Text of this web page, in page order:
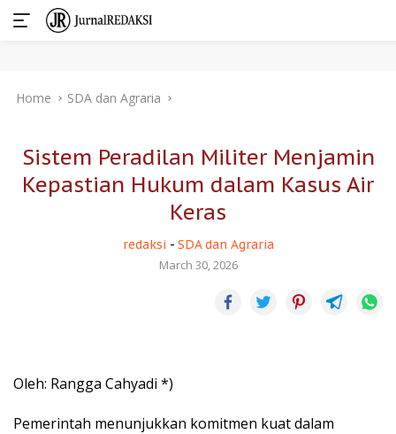
Home SDA dan Agraria
Sistem Peradilan Militer Menjamin
Kepastian Hukum dalam Kasus Air
Keras
redaksi - SDA dan Agraria
March 30, 2026
Oleh: Rangga Cahyadi *)
Pemerintah menunjukkan komitmen kuat dalam